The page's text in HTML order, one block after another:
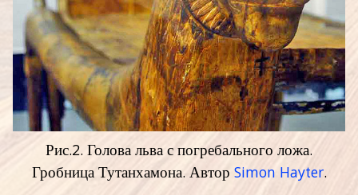
Рис.2. Голова льва с погребального ложа.
Гробница Тутанхамона. Автор Simon Hayter.